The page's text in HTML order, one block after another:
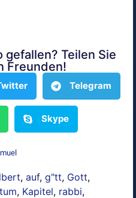
gefallen? Teilen Sie
Freunden!
Telegram
Skype
, auf, g"tt, Gott,
, Kapitel, rabbi,